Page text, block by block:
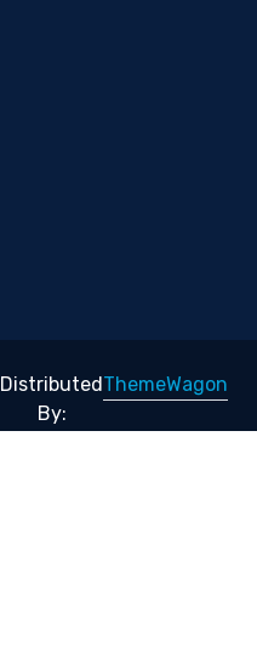
Distributed
By:
ThemeWagon